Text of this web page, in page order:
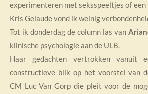
experimenteren met seksspeeltjes of een
Kris Gelaude vond ik weinig
Tot ik donderdag de column las van
klinische psychologie aan de ULB.
Haar gedachten vertrokken vanuit
constructieve blik op het voorstel van
CM Luc Van Gorp die pleit voor de